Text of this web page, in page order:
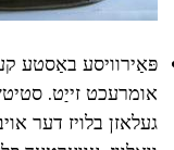
פּאַירוויסע באַסטע
אומרעכט זייַט.
געלאזן בלויז דער